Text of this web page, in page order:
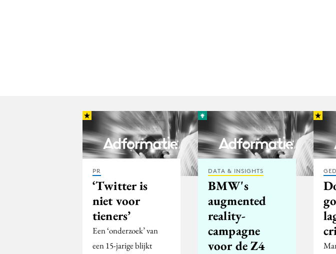
PR
‘Twitter is
niet voor
tieners’
Een ‘onderzoek’ van
een 15-jarige blijkt
DATA & INSIGHTS
BMW's
augmented
reality-
campagne
voor de Z4